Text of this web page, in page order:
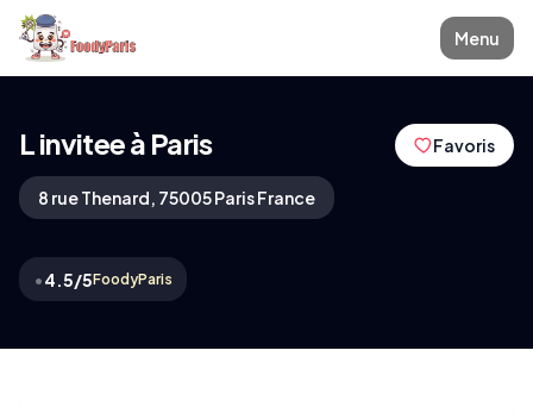
Menu
L invitee à Paris
8 rue Thenard, 75005 Paris France
•4.5/5FoodyParis
Favoris